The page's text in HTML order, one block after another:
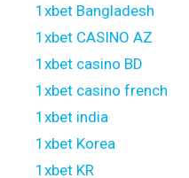
1xbet Bangladesh
1xbet CASINO AZ
1xbet casino BD
1xbet casino french
1xbet india
1xbet Korea
1xbet KR